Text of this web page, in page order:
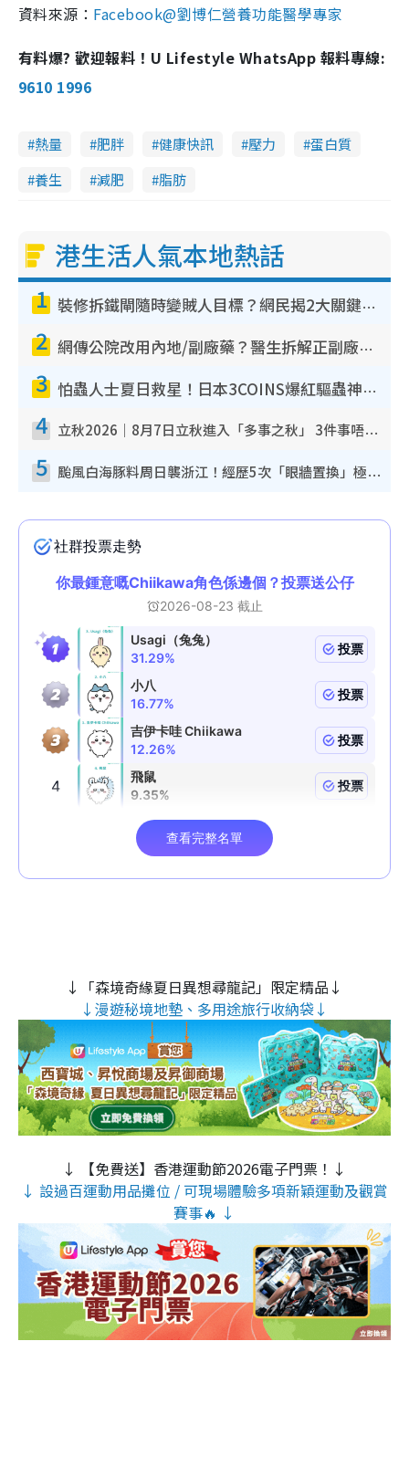
資料來源： Facebook@劉博仁營養功能醫學專家
有料爆? 歡迎報料！U Lifestyle WhatsApp 報料專線:
9610 1996
熱量 肥胖 健康快訊 壓力
蛋白質
養生
減肥 脂肪
港生活人氣本地熱話
1 裝修拆鐵閘隨時變賊人目標？網民揭2大關鍵用途：裝新式等於白裝？附新舊鐵閘分別
2 網傳公院改用內地/副廠藥？醫生拆解正副廠分別 揭4類人換藥隨時出事
3 怕蟲人士夏日救星！日本3COINS爆紅驅蟲神器$45起 1招「全程免觸碰」輕鬆搞定小強
4 立秋2026｜8月7日立秋進入「多事之秋」 3件事唔做得！專家教6招開運 清枱頭／銀包納氣接好運
5 颱風白海豚料周日襲浙江！經歷5次「眼牆置換」極罕見 成登陸內地最長途颱風
↓「森境奇緣夏日異想尋龍記」限定精品↓
↓漫遊秘境地墊、多用途旅行收納袋↓
↓ 【免費送】香港運動節2026電子門票！↓
↓ 設過百運動用品攤位 / 可現場體驗多項新穎運動及觀賞
賽事🔥 ↓